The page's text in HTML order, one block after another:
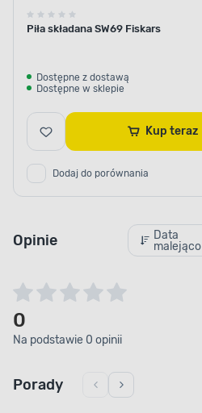
Piła składana SW69 Fiskars
Dostępne z dostawą
Dostępne w sklepie
Kup teraz
Dodaj do porównania
Opinie
Data
malejąco
0
Na podstawie 0 opinii
Porady